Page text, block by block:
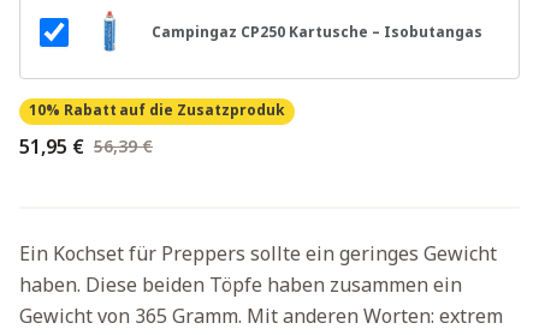
Campingaz CP250 Kartusche – Isobutangas
10% Rabatt auf die Zusatzproduk
51,95 € 56,39 €
Ein Kochset für Preppers sollte ein geringes Gewicht
haben. Diese beiden Töpfe haben zusammen ein
Gewicht von 365 Gramm. Mit anderen Worten: extrem